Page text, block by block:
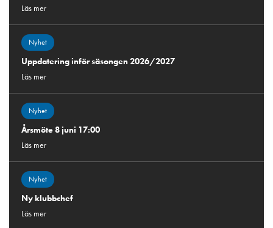
Läs mer
Nyhet
Uppdatering inför säsongen 2026/2027
Läs mer
Nyhet
Årsmöte 8 juni 17:00
Läs mer
Nyhet
Ny klubbchef
Läs mer